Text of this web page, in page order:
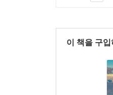
이 책을 구